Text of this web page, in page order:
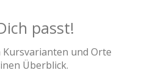
passt!
Kursvarianten und Orte
Überblick.